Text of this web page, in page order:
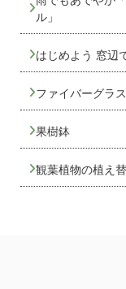
ル」
はじめよう 窓辺
ファイバーグラ
果樹鉢
観葉植物の植え